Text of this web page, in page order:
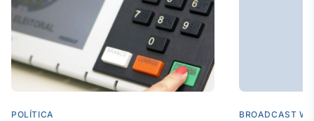
Curadoria de
conteúdos
noticiosos
Soluções de
Tecnologia
Broadcast
POLÍTICA BROADCAST